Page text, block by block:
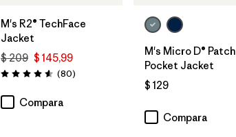
M's R2® TechFace
Jacket
$ 209 $ 145,99
Valoración: 4.6 / 5
(80Comentarios
)
Compara
M's Micro D® Patch
Pocket Jacket
$ 129
Compara